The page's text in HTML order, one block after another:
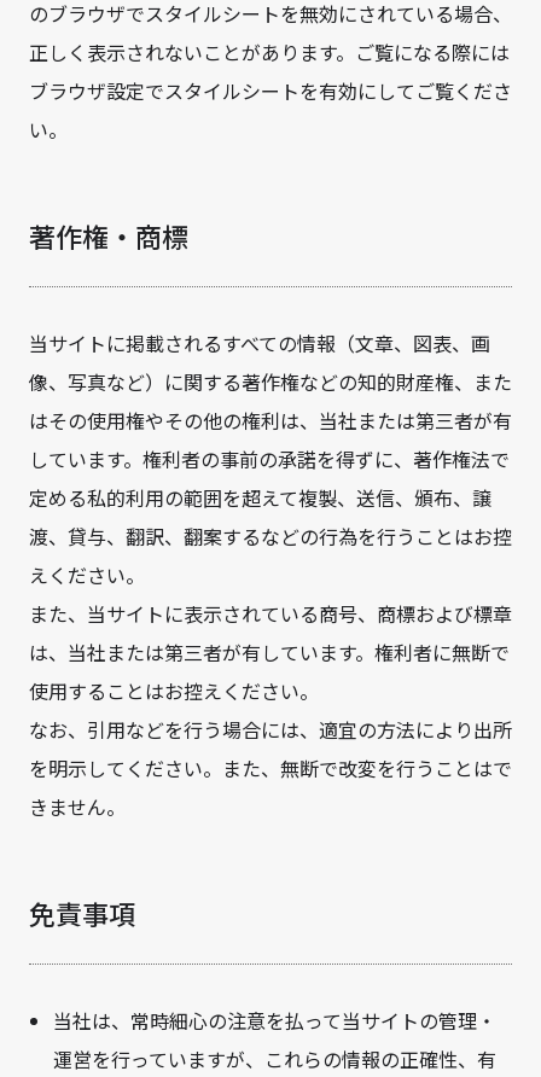
のブラウザでスタイルシートを無効にされている場合、
正しく表示されないことがあります。ご覧になる際には
ブラウザ設定でスタイルシートを有効にしてご覧くださ
い。
著作権・商標
当サイトに掲載されるすべての情報（文章、図表、画
像、写真など）に関する著作権などの知的財産権、また
はその使用権やその他の権利は、当社または第三者が有
しています。権利者の事前の承諾を得ずに、著作権法で
定める私的利用の範囲を超えて複製、送信、頒布、譲
渡、貸与、翻訳、翻案するなどの行為を行うことはお控
えください。
また、当サイトに表示されている商号、商標および標章
は、当社または第三者が有しています。権利者に無断で
使用することはお控えください。
なお、引用などを行う場合には、適宜の方法により出所
を明示してください。また、無断で改変を行うことはで
きません。
免責事項
当社は、常時細心の注意を払って当サイトの管理・
運営を行っていますが、これらの情報の正確性、有